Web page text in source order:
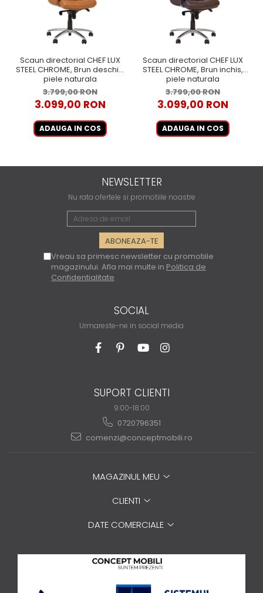
Scaun directorial CHEF LUX
STEEL CHROME, Brun deschis,
piele naturala
3.799,00 RON
3.099,00 RON
ADAUGA IN COS
Scaun directorial CHEF LUX
STEEL CHROME, Brun inchis,
piele naturala
3.799,00 RON
3.099,00 RON
ADAUGA IN COS
NEWSLETTER
Nu rata ofertele si promotiile noastre
Vreau sa primesc newsletter cu promotiile
magazinului. Afla mai multe in Politica de
Confidentialitate
SOCIAL
Urmareste-ne in social media
SUPORT CLIENTI
9:00-18:00
0720796351
comenzi@conceptmobili.ro
MAGAZINUL MEU
CLIENTI
DATE COMERCIALE